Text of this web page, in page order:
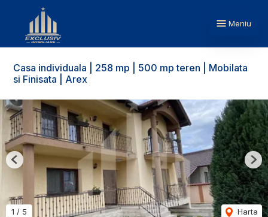
Meniu
Casa individuala | 258 mp | 500 mp teren | Mobilata
si Finisata | Arex
1 / 5 Harta
Previous